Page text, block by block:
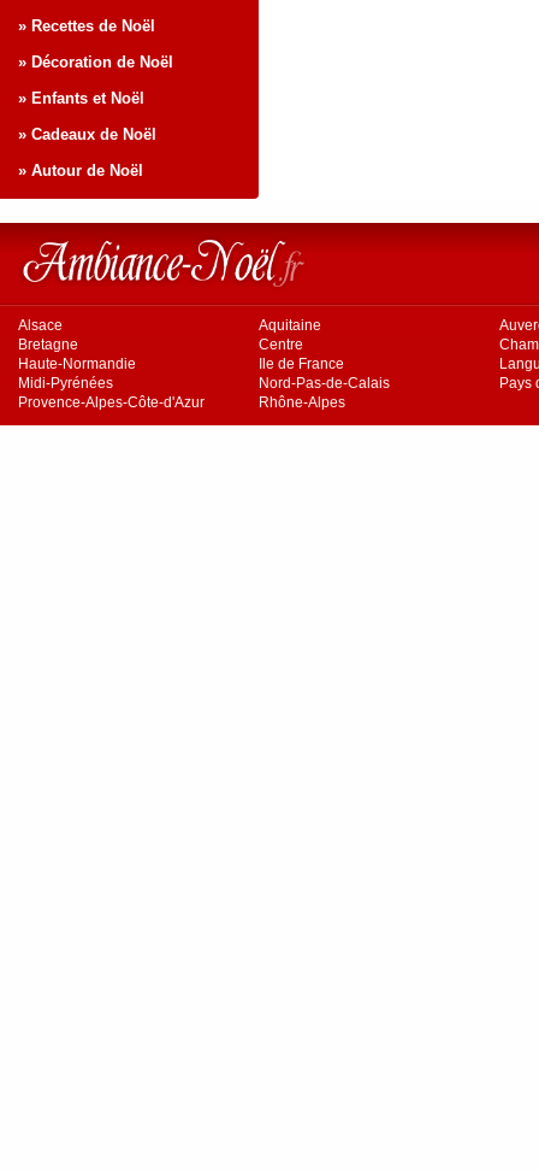
» Recettes de Noël
» Décoration de Noël
» Enfants et Noël
» Cadeaux de Noël
» Autour de Noël
Alsace Aquitaine
Bretagne
Centre
Haute-Normandie
Ile de France
Midi-Pyrénées
Nord-Pas-de-Calais
Pays
Provence-Alpes-Côte-d'Azur
Rhône-Alpes